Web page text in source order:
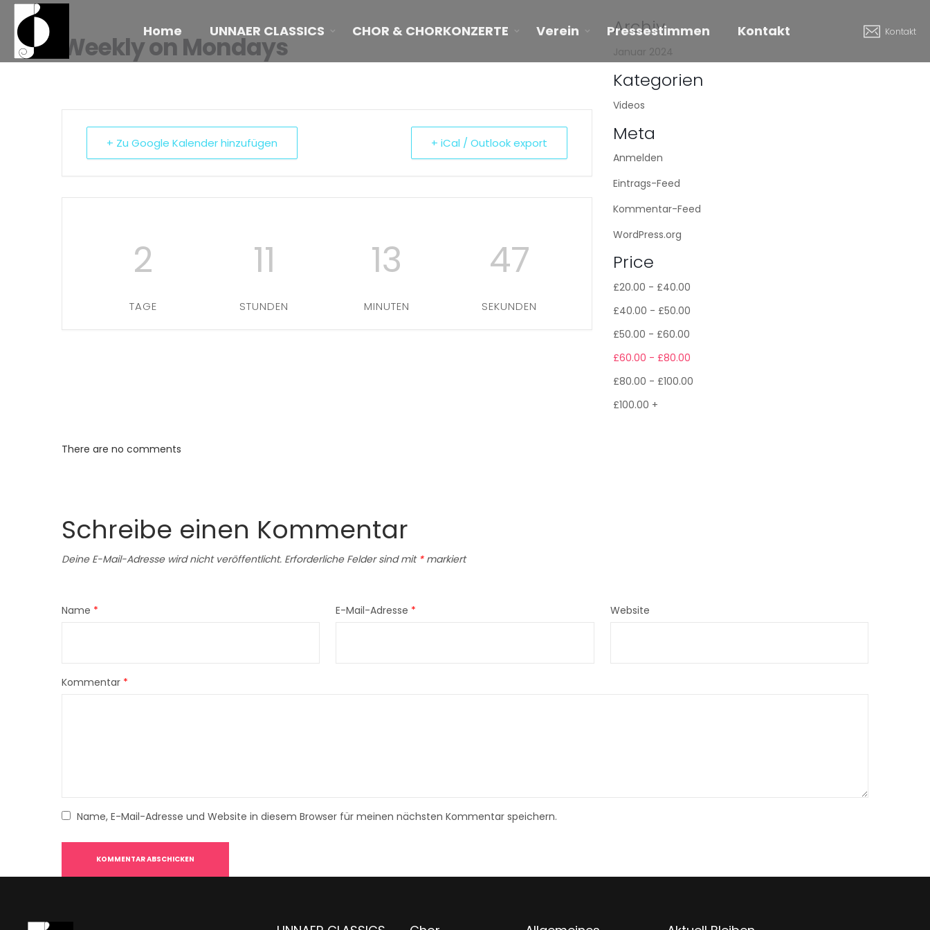
Home UNNAER CLASSICS CHOR & CHORKONZERTE Verein Pressestimmen Kontakt Kontakt
Weekly on Mondays
+ Zu Google Kalender hinzufügen + iCal / Outlook export
2
TAGE
11
STUNDEN
13
MINUTEN
47
SEKUNDEN
Archiv
Januar 2024
Kategorien
Videos
Meta
Anmelden
Eintrags-Feed
Kommentar-Feed
WordPress.org
Price
£20.00 - £40.00
£40.00 - £50.00
£50.00 - £60.00
£60.00 -£80.00
£80.00 - £100.00
£100.00 +
There are no comments
Schreibe einen Kommentar
Deine E-Mail-Adresse wird nicht veröffentlicht. Erforderliche Felder sind mit *markiert
Name * E-Mail-Adresse * Website
Kommentar *
Name, E-Mail-Adresse und Website in diesem Browser für meinen nächsten Kommentar speichern.